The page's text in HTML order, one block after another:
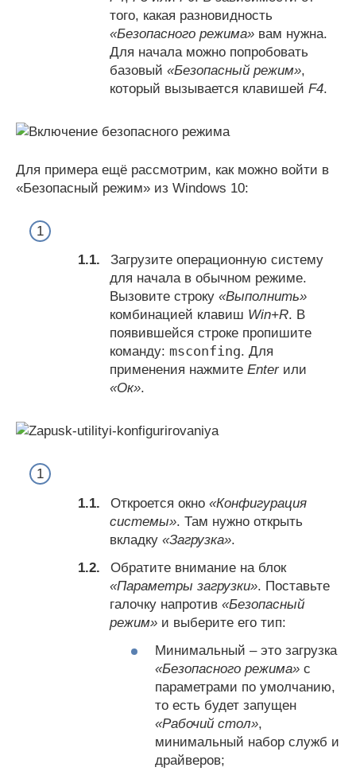
того, какая разновидность
«Безопасного режима» вам нужна.
Для начала можно попробовать
базовый «Безопасный режим»,
который вызывается клавишей F4.
Для примера ещё рассмотрим, как можно войти в
«Безопасный режим» из Windows 10:
Загрузите операционную систему
для начала в обычном режиме.
Вызовите строку «Выполнить»
комбинацией клавиш Win+R. В
появившейся строке пропишите
команду: msconfing. Для
применения нажмите Enterили
«Ок».
Откроется окно «Конфигурация
системы». Там нужно открыть
вкладку «Загрузка».
Обратите внимание на блок
«Параметры загрузки». Поставьте
галочку напротив «Безопасный
режим» и выберите его тип:
Минимальный – это загрузка
«Безопасного режима» с
параметрами по умолчанию,
то есть будет запущен
«Рабочий стол»,
минимальный набор служб и
драйверов;